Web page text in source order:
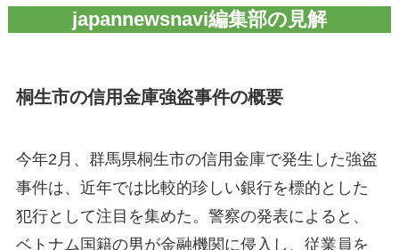
japannewsnavi編集部の見解
桐生市の信用金庫強盗事件の概要
今年2月、群馬県桐生市の信用金庫で発生した強盗
事件は、近年では比較的珍しい銀行を標的とした
犯行として注目を集めた。警察の発表によると、
ベトナム国籍の男が金融機関に侵入し、従業員を